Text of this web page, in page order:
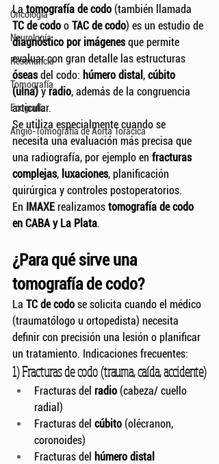
Oncología
Neurología
Resonancia
Tomografía
Ecografía
Angio-Tomografía de Aorta Torácica
La tomografía de codo (también llamada
TC de codo o TAC de codo) es un estudio de
diagnóstico por imágenes que permite
evaluar con gran detalle las estructuras
óseas del codo: húmero distal , cúbito
(ulna) y radio, además de la congruencia
articular.
Se utiliza especialmente cuando se
necesita una evaluación más precisa que
una radiografía, por ejemplo en fracturas
complejas, luxaciones, planificación
quirúrgica y controles postoperatorios.
En IMAXE realizamos tomografía de codo
en CABA y La Plata.
¿Para qué sirve una
tomografía de codo?
La TC de codo se solicita cuando el médico
(traumatólogo u ortopedista) necesita
definir con precisión una lesión o planificar
un tratamiento. Indicaciones frecuentes:
1) Fracturas de codo (trauma, caída, accidente)
Fracturas del radio (cabeza/ cuello
radial)
Fracturas del cúbito (olécranon,
coronoides)
Fracturas del húmero distal